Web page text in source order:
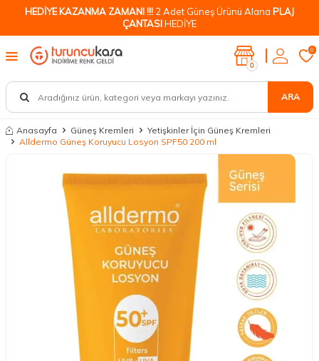
HEDİYE KAZANMA ZAMANI !!! 2 Adet Güneş Ürünü Alana PLAJ
ÇANTASIHEDİYE
ARA
0
0
Anasayfa Güneş Kremleri
Yetişkinler İçin Güneş Kremleri
Alldermo Güneş Koruyucu Losyon SPF50 200 ml